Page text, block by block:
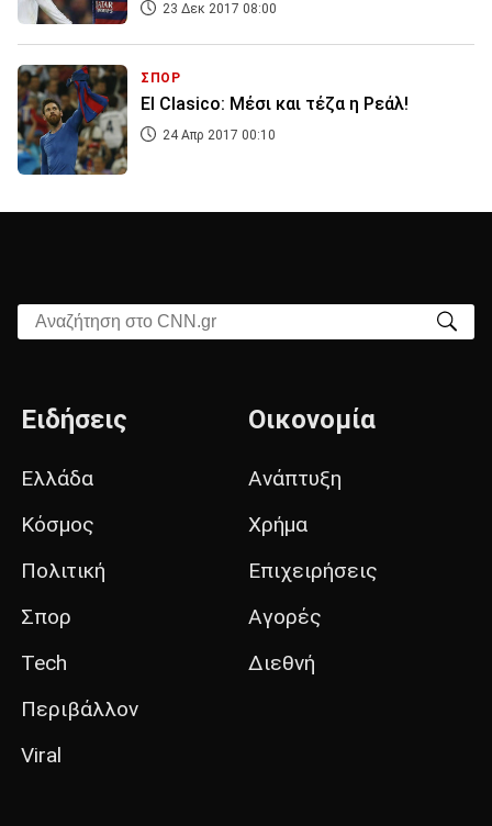
23 Δεκ 2017 08:00
ΣΠΟΡ
El Clasico: Μέσι και τέζα η Ρεάλ!
24 Απρ 2017 00:10
Αναζήτηση στο CNN.gr
Ειδήσεις
Ελλάδα
Κόσμος
Πολιτική
Σπορ
Tech
Περιβάλλον
Viral
Οικονομία
Ανάπτυξη
Χρήμα
Επιχειρήσεις
Αγορές
Διεθνή